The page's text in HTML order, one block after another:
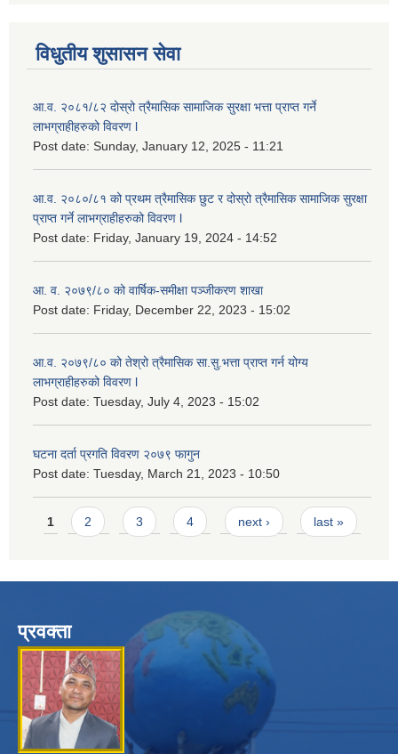
विधुतीय शुसासन सेवा
आ.व. २०८१/८२ दोस्रो त्रैमासिक सामाजिक सुरक्षा भत्ता प्राप्त गर्ने
लाभग्राहीहरुको विवरण l
Post date: Sunday, January 12, 2025 - 11:21
आ.व. २०८०/८१ को प्रथम त्रैमासिक छुट र दोस्रो त्रैमासिक सामाजिक सुरक्षा
प्राप्त गर्ने लाभग्राहीहरुको विवरण l
Post date: Friday, January 19, 2024 - 14:52
आ. व. २०७९/८० को वार्षिक-समीक्षा पञ्जीकरण शाखा
Post date: Friday, December 22, 2023 - 15:02
आ.व. २०७९/८० को तेश्रो त्रैमासिक सा.सु.भ‍त्ता प्राप्त गर्न योग्य
लाभग्राहीहरुको विवरण l
Post date: Tuesday, July 4, 2023 - 15:02
घटना दर्ता प्रगति विवरण २०७९ फागुन
Post date: Tuesday, March 21, 2023 - 10:50
Pages
1 2 3 4 next › last »
प्रवक्ता